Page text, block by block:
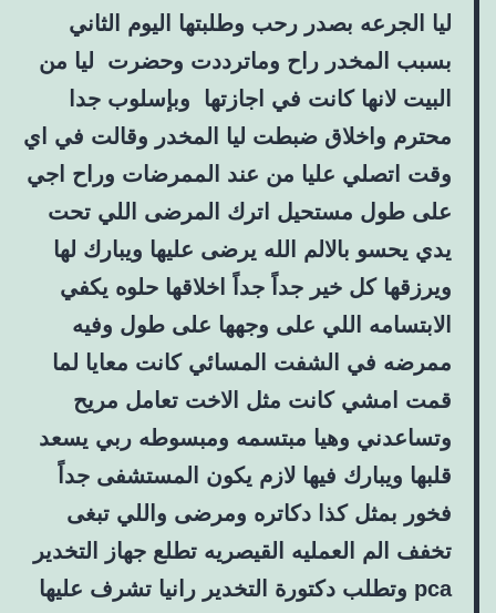
ليا الجرعه بصدر رحب وطلبتها اليوم الثاني
بسبب المخدر راح وماترددت وحضرت ليا من
البيت لانها كانت في اجازتها وبإسلوب جدا
محترم واخلاق ضبطت ليا المخدر وقالت في اي
وقت اتصلي عليا من عند الممرضات وراح اجي
على طول مستحيل اترك المرضى اللي تحت
يدي يحسو بالالم الله يرضى عليها ويبارك لها
ويرزقها كل خير جداً جداً اخلاقها حلوه يكفي
الابتسامه اللي على وجهها على طول وفيه
ممرضه في الشفت المسائي كانت معايا لما
قمت امشي كانت مثل الاخت تعامل مريح
وتساعدني وهيا مبتسمه ومبسوطه ربي يسعد
قلبها ويبارك فيها لازم يكون المستشفى جداً
فخور بمثل كذا دكاتره ومرضى واللي تبغى
تخفف الم العمليه القيصريه تطلع جهاز التخدير
pca وتطلب دكتورة التخدير رانيا تشرف عليها